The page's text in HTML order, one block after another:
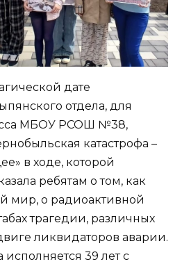
дате
отдела, для
МБОУ РСОШ №38,
катастрофа –
в ходе, которой
ребятам о том, как
мир, о радиоактивной
трагедии, различных
ликвидаторов аварии.
исполняется 39 лет с